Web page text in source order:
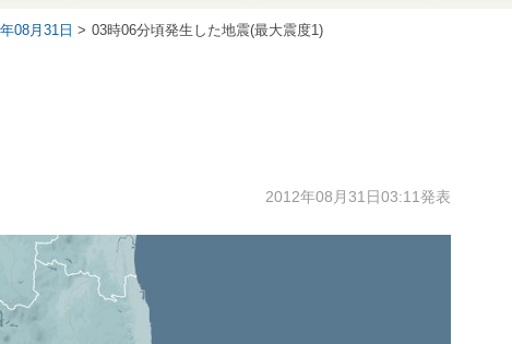
08月31日 03時06分頃発生した地震(最大震度1)
2012年08月31日03:11発表